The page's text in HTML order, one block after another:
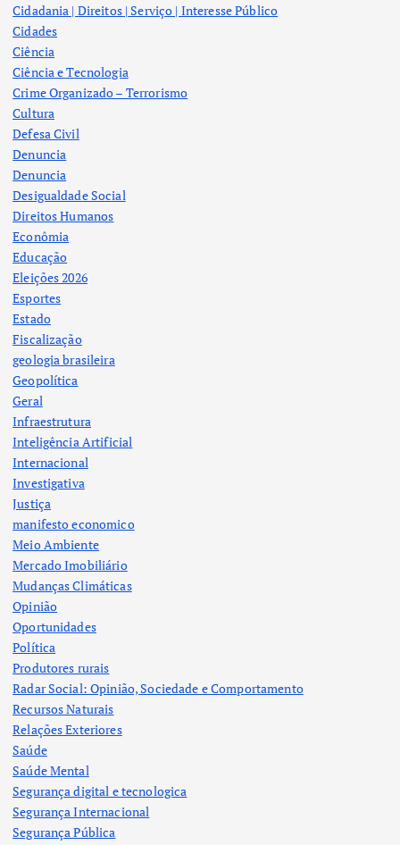
Cidadania | Direitos | Serviço | Interesse Público
Cidades
Ciência
Ciência e Tecnologia
Crime Organizado – Terrorismo
Cultura
Defesa Civil
Denuncia
Denuncia
Desigualdade Social
Direitos Humanos
Econômia
Educação
Eleições 2026
Esportes
Estado
Fiscalização
geologia brasileira
Geopolítica
Geral
Infraestrutura
Inteligência Artificial
Internacional
Investigativa
Justiça
manifesto economico
Meio Ambiente
Mercado Imobiliário
Mudanças Climáticas
Opinião
Oportunidades
Política
Produtores rurais
Radar Social: Opinião, Sociedade e Comportamento
Recursos Naturais
Relações Exteriores
Saúde
Saúde Mental
Segurança digital e tecnologica
Segurança Internacional
Segurança Pública